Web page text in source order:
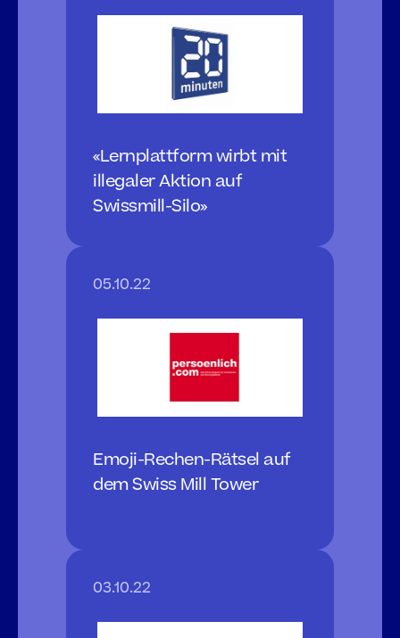
«Lernplattform wirbt mit
illegaler Aktion auf
Swissmill-Silo»
05.10.22
Emoji-Rechen-Rätsel auf
dem Swiss Mill Tower
03.10.22